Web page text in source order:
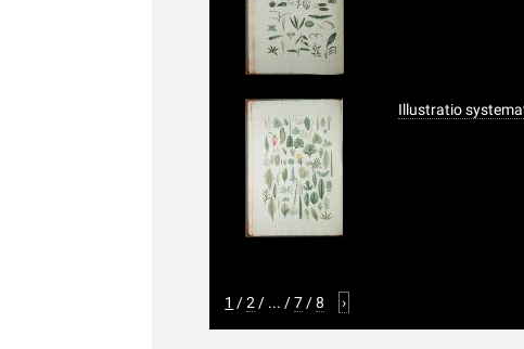
Illustratio
1 /2 / ... /7 /8 ›